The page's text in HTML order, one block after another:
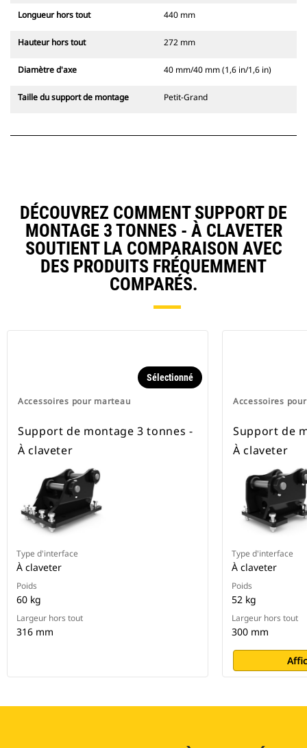
Longueur hors tout 440 mm
Hauteur hors tout 272 mm
Diamètre d'axe 40 mm/40 mm (1,6 in/1,6 in)
Taille du support de montage Petit-Grand
DÉCOUVREZ COMMENT SUPPORT DE
MONTAGE 3 TONNES - À CLAVETER
SOUTIENT LA COMPARAISON AVEC
DES PRODUITS FRÉQUEMMENT
COMPARÉS.
Accessoires pour marteau
Sélectionné
Support de montage 3 tonnes -
À claveter
Type d'interface
À claveter
Poids
60 kg
Largeur hors tout
316 mm
Accessoires
Support de
À claveter
Type d'interface
À claveter
Poids
52 kg
Largeur hors tout
300 mm